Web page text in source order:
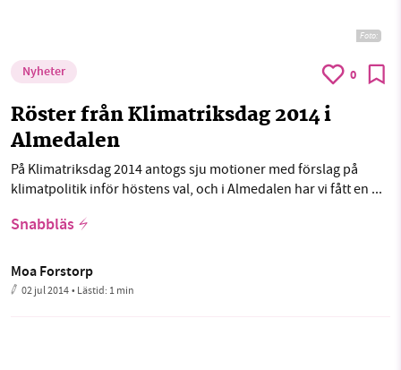
Foto:
Nyheter 0
Röster från Klimatriksdag 2014 i
Almedalen
På Klimatriksdag 2014 antogs sju motioner med förslag på
klimatpolitik inför höstens val, och i Almedalen har vi fått en ...
Snabbläs
Moa Forstorp
02 jul 2014• Lästid: 1 min